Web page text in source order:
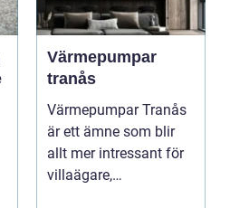
Värmepumpar
tranås
Värmepumpar Tranås
är ett ämne som blir
allt mer intressant för
villaägare,